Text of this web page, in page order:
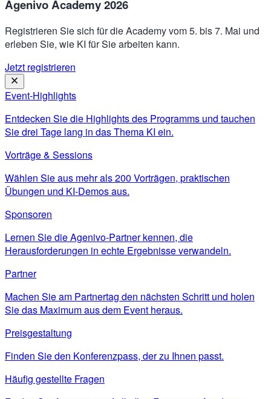
Agenivo Academy 2026
Registrieren Sie sich für die Academy vom 5. bis 7. Mai und
erleben Sie, wie KI für Sie arbeiten kann.
Jetzt registrieren
Event-Highlights
Entdecken Sie die Highlights des Programms und tauchen
Sie drei Tage lang in das Thema KI ein.
Vorträge & Sessions
Wählen Sie aus mehr als 200 Vorträgen, praktischen
Übungen und KI-Demos aus.
Sponsoren
Lernen Sie die Agenivo-Partner kennen, die
Herausforderungen in echte Ergebnisse verwandeln.
Partner
Machen Sie am Partnertag den nächsten Schritt und holen
Sie das Maximum aus dem Event heraus.
Preisgestaltung
Finden Sie den Konferenzpass, der zu Ihnen passt.
Häufig gestellte Fragen